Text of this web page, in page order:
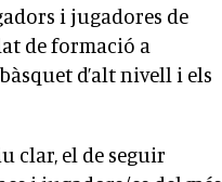
i jugadores de
de formació a
d’alt nivell i els
clar, el de seguir